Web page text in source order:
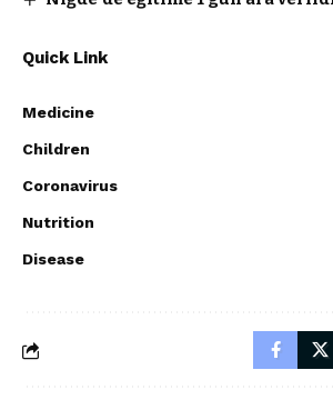
Quick Link
Medicine
Children
Coronavirus
Nutrition
Disease